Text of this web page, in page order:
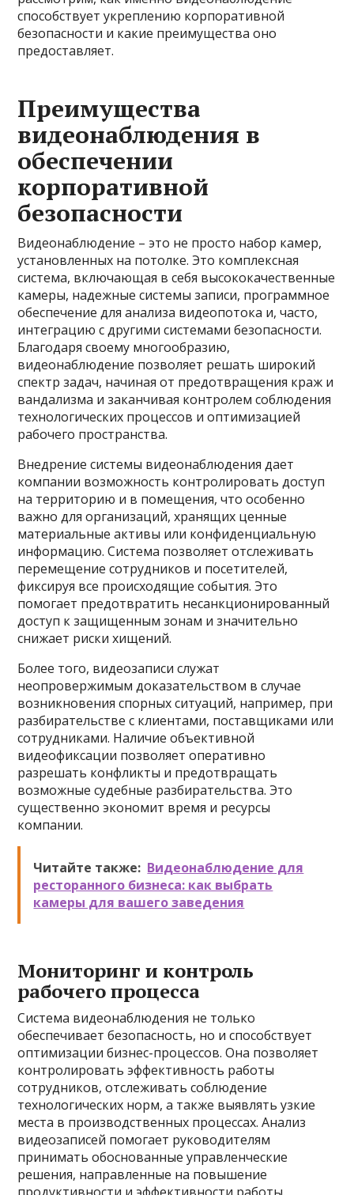
способствует укреплению корпоративной
безопасности и какие преимущества оно
предоставляет.
Преимущества
видеонаблюдения в
обеспечении
корпоративной
безопасности
Видеонаблюдение – это не просто набор камер,
установленных на потолке. Это комплексная
система, включающая в себя высококачественные
камеры, надежные системы записи, программное
обеспечение для анализа видеопотока и, часто,
интеграцию с другими системами безопасности.
Благодаря своему многообразию,
видеонаблюдение позволяет решать широкий
спектр задач, начиная от предотвращения краж и
вандализма и заканчивая контролем соблюдения
технологических процессов и оптимизацией
рабочего пространства.
Внедрение системы видеонаблюдения дает
компании возможность контролировать доступ
на территорию и в помещения, что особенно
важно для организаций, хранящих ценные
материальные активы или конфиденциальную
информацию. Система позволяет отслеживать
перемещение сотрудников и посетителей,
фиксируя все происходящие события. Это
помогает предотвратить несанкционированный
доступ к защищенным зонам и значительно
снижает риски хищений.
Более того, видеозаписи служат
неопровержимым доказательством в случае
возникновения спорных ситуаций, например, при
разбирательстве с клиентами, поставщиками или
сотрудниками. Наличие объективной
видеофиксации позволяет оперативно
разрешать конфликты и предотвращать
возможные судебные разбирательства. Это
существенно экономит время и ресурсы
компании.
Читайте также: Видеонаблюдение для
ресторанного бизнеса: как выбрать
камеры для вашего заведения
Мониторинг и контроль
рабочего процесса
Система видеонаблюдения не только
обеспечивает безопасность, но и способствует
оптимизации бизнес-процессов. Она позволяет
контролировать эффективность работы
сотрудников, отслеживать соблюдение
технологических норм, а также выявлять узкие
места в производственных процессах. Анализ
видеозаписей помогает руководителям
принимать обоснованные управленческие
решения, направленные на повышение